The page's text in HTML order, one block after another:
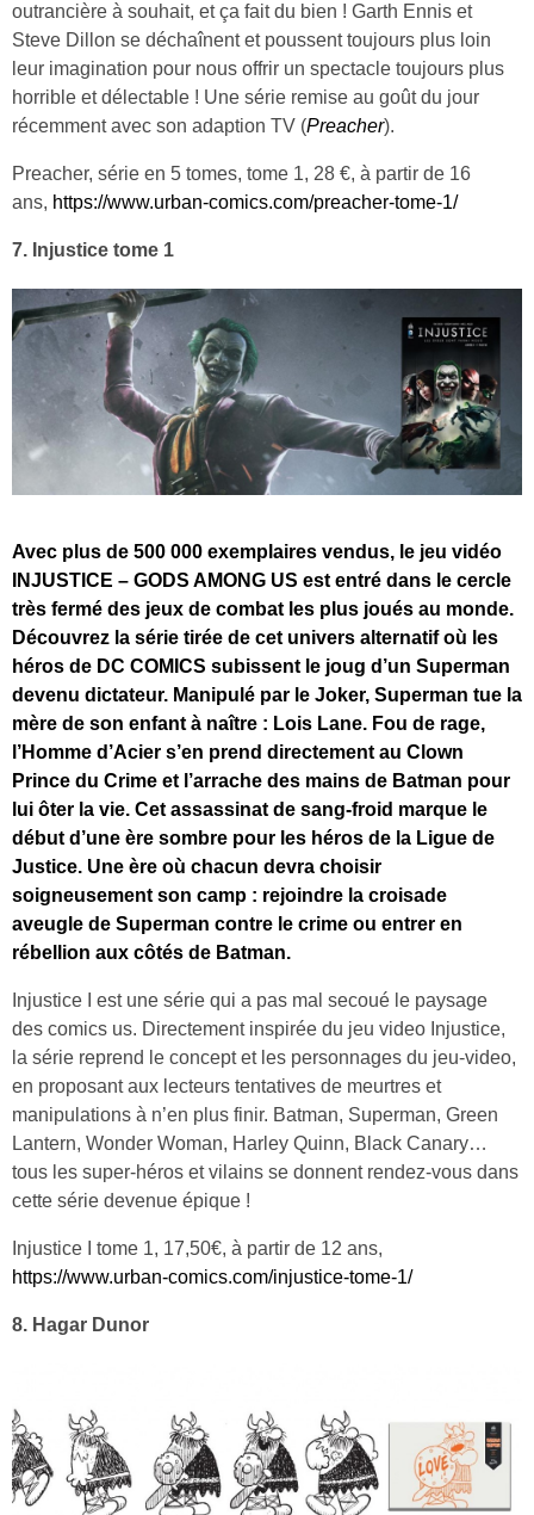
outrancière à souhait, et ça fait du bien ! Garth Ennis et
Steve Dillon se déchaînent et poussent toujours plus loin
leur imagination pour nous offrir un spectacle toujours plus
horrible et délectable ! Une série remise au goût du jour
récemment avec son adaption TV (Preacher).
Preacher, série en 5 tomes, tome 1, 28 €, à partir de 16
ans, https://www.urban-comics.com/preacher-tome-1/
7. Injustice tome 1
Avec plus de 500 000 exemplaires vendus, le jeu vidéo
INJUSTICE – GODS AMONG US est entré dans le cercle
très fermé des jeux de combat les plus joués au monde.
Découvrez la série tirée de cet univers alternatif où les
héros de DC COMICS subissent le joug d’un Superman
devenu dictateur. Manipulé par le Joker, Superman tue la
mère de son enfant à naître : Lois Lane. Fou de rage,
l’Homme d’Acier s’en prend directement au Clown
Prince du Crime et l’arrache des mains de Batman pour
lui ôter la vie. Cet assassinat de sang-froid marque le
début d’une ère sombre pour les héros de la Ligue de
Justice. Une ère où chacun devra choisir
soigneusement son camp : rejoindre la croisade
aveugle de Superman contre le crime ou entrer en
rébellion aux côtés de Batman.
Injustice I est une série qui a pas mal secoué le paysage
des comics us. Directement inspirée du jeu video Injustice,
la série reprend le concept et les personnages du jeu-video,
en proposant aux lecteurs tentatives de meurtres et
manipulations à n’en plus finir. Batman, Superman, Green
Lantern, Wonder Woman, Harley Quinn, Black Canary…
tous les super-héros et vilains se donnent rendez-vous dans
cette série devenue épique !
Injustice I tome 1, 17,50€, à partir de 12 ans,
https://www.urban-comics.com/injustice-tome-1/
8. Hagar Dunor